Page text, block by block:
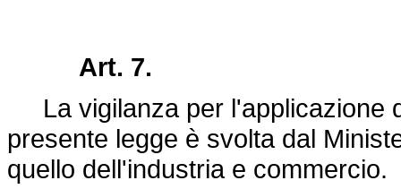
Art. 7.
La vigilanza per l'applicazione
presente legge è svolta dal
quello dell'industria e commercio.